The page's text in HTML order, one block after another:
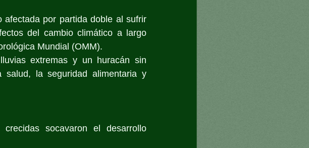
por partida doble al sufrir
del cambio climático a largo
Mundial (OMM).
extremas y un huracán sin
salud, la seguridad alimentaria y
socavaron el desarrollo